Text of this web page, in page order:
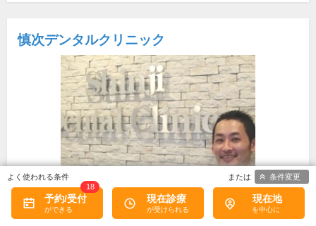
慎次デンタルクリニック
所在地・電話番号
予約/受付
18
現在診療 現在地
条件変更